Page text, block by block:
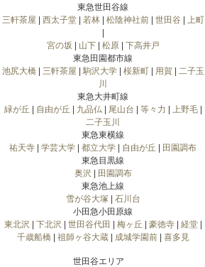
東急世田谷線
三軒茶屋
西太子堂| 若林| 松陰神社前| 世田谷
上町
宮の坂
山下| 松原| 下高井戸
東急田園都市線
池尻大橋| 三軒茶屋 駒沢大学| 桜新町| 用賀| 二子玉
川
東急大井町線
緑が丘
自由が丘 九品仏| 尾山台 等々力 上野毛|
二子玉川
東急東横線
祐天寺
学芸大学 都立大学 自由が丘
田園調布
東急目黒線
奥沢
田園調布
東急池上線
雪が谷大塚| 石川台
小田急小田原線
東北沢
下北沢 世田谷代田 梅ヶ丘 豪徳寺| 経堂|
千歳船橋| 祖師ヶ谷大蔵| 成城学園前| 喜多見
世田谷エリア